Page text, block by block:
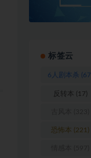
标签云
6人剧本杀 (67)
反转本 (17)
恐怖本 (221)